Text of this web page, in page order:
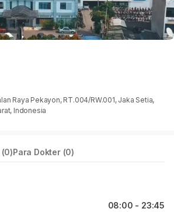
Raya Pekayon, RT.004/RW.001, Jaka Setia,
Indonesia
Para Dokter (0)
08:00 - 23:45